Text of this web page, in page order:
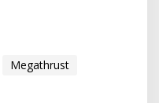
Megathrust